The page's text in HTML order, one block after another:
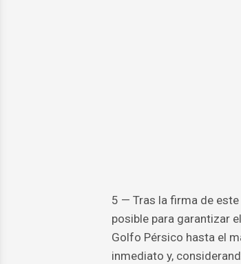
5 — Tras la firma de
posible para garantizar
Golfo Pérsico hasta el
inmediato y,